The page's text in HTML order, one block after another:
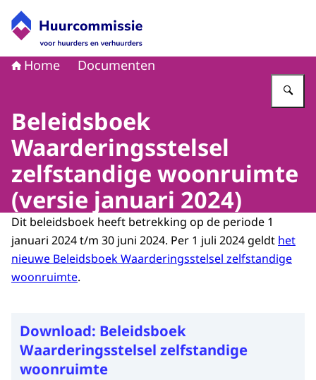
Naar de homepage van Huurcommissie
Home Documenten
Beleidsboek
Waarderingsstelsel
zelfstandige woonruimte
(versie januari 2024)
Dit beleidsboek heeft betrekking op de periode 1
januari 2024 t/m 30 juni 2024. Per 1 juli 2024 geldt het
nieuwe Beleidsboek Waarderingsstelsel zelfstandige
woonruimte.
Download: Beleidsboek
Waarderingsstelsel zelfstandige
woonruimte